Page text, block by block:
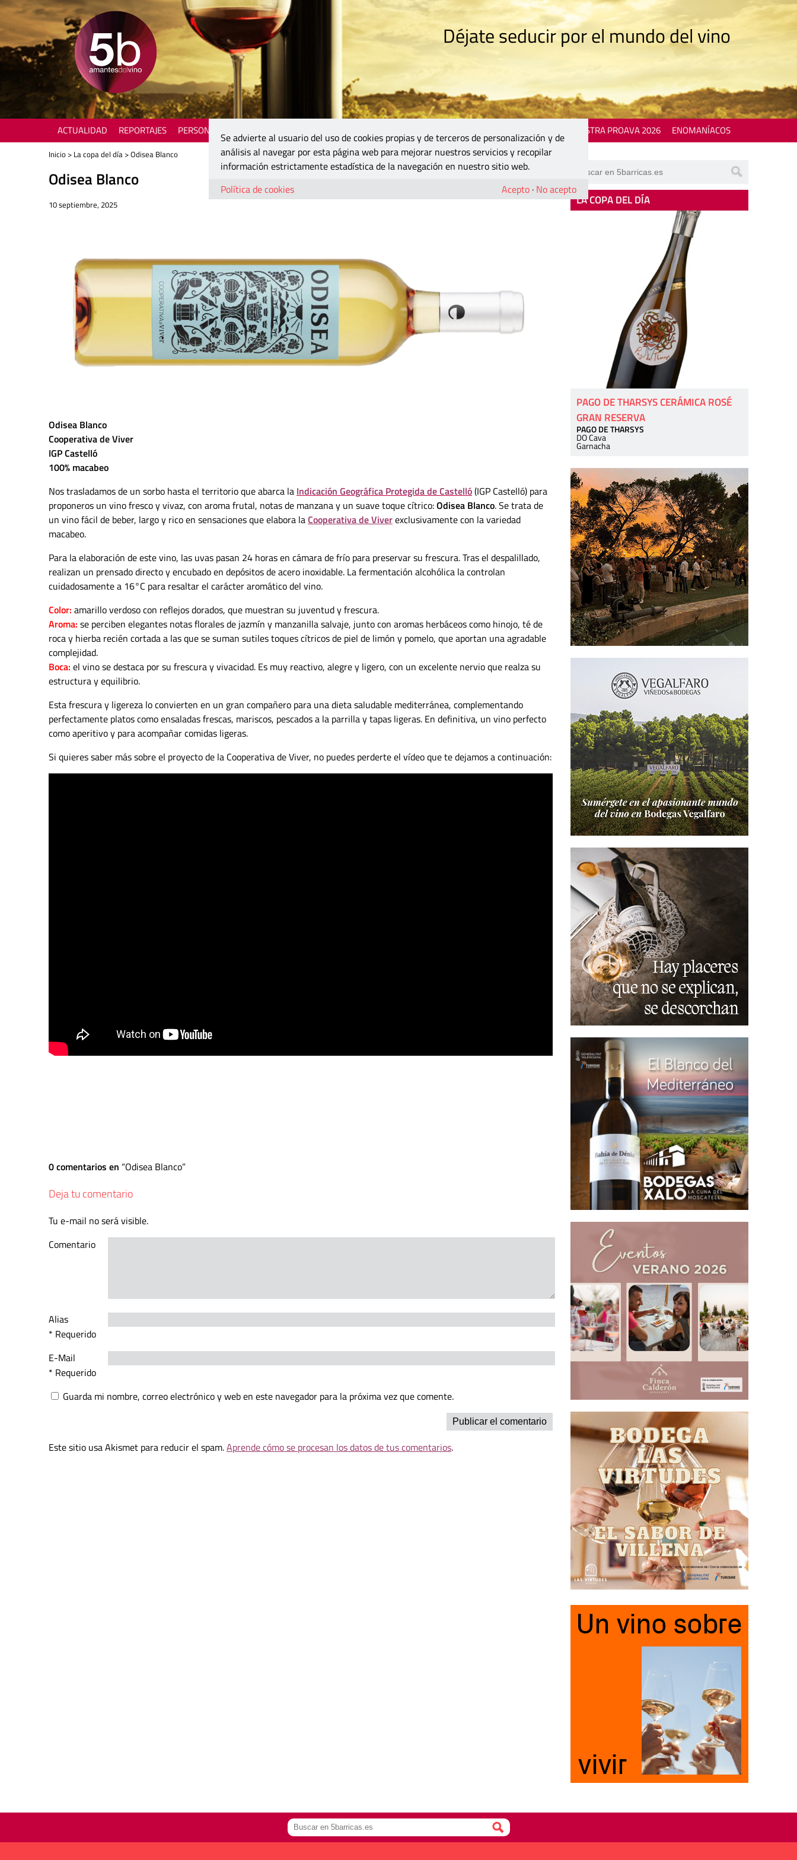
Déjate seducir por el mundo del vino
ACTUALIDAD REPORTAJES PERSONAJES MOSTRA PROAVA 2026 ENOMANÍACOS
Inicio > La copa del día > Odisea Blanco
Odisea Blanco
10 septiembre, 2025
Odisea Blanco
Cooperativa de Viver
IGP Castelló
100% macabeo
Nos trasladamos de un sorbo hasta el territorio que abarca la Indicación Geográfica Protegida de Castelló(IGP Castelló) para
proponeros un vino frescoy vivaz, con aroma frutal, notas de manzana y un suave toque cítrico:Odisea Blanco. Se trata de
un vino fácil de beber, largo y rico en sensaciones que elabora laCooperativa de Viverexclusivamente con la variedad
macabeo.
Para la elaboración de este vino, las uvas pasan 24 horas en cámara de frío para preservar su frescura. Tras el despalillado,
realizan un prensado directo y encubado en depósitos de acero inoxidable. La fermentación alcohólica la controlan
cuidadosamente a 16°C para resaltar el carácter aromático del vino.
Color: amarillo verdoso con reflejos dorados, que muestran su juventud y frescura.
Aroma: se perciben elegantes notas florales de jazmín y manzanilla salvaje, junto con aromas herbáceos como hinojo, té de
roca y hierba recién cortada a las que se suman sutiles toques cítricos de piel de limón y pomelo, que aportan una agradable
complejidad.
Boca: el vino se destaca por su frescura y vivacidad. Es muy reactivo, alegre y ligero, con un excelente nervio que realza su
estructura y equilibrio.
Esta frescura y ligereza lo convierten en un gran compañero para una dieta saludable mediterránea, complementando
perfectamente platos como ensaladas frescas, mariscos, pescados a la parrilla y tapas ligeras. En definitiva, un vino perfecto
como aperitivo y para acompañar comidas ligeras.
Si quieres saber más sobre el proyecto de la Cooperativa de Viver, no puedes perderte el vídeo que te dejamos a continuación:
0 comentarios en Odisea Blanco
Deja tu comentario
Tu e-mail no será visible.
Comentario
Alias
* Requerido
E-Mail
* Requerido
Guarda mi nombre, correo electrónico y web en este navegador para la próxima vez que comente.
Este sitio usa Akismet para reducir el spam.Aprende cómo se procesan los datos de tus comentarios.
LA COPA DEL DÍA
PAGO DE THARSYS CERÁMICA ROSÉ
GRAN RESERVA
PAGO DE THARSYS
DO Cava
Garnacha
Se advierte al usuario del uso de cookies propias y de terceros de personalización y de
análisis al navegar por esta página web para mejorar nuestros servicios y recopilar
información estrictamente estadística de la navegación en nuestro sitio web.
Política de cookies
Acepto · No acepto